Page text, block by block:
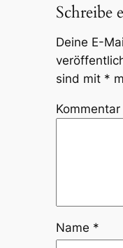
Schreibe
Deine E-
sind mit *
Kommentar
Name *